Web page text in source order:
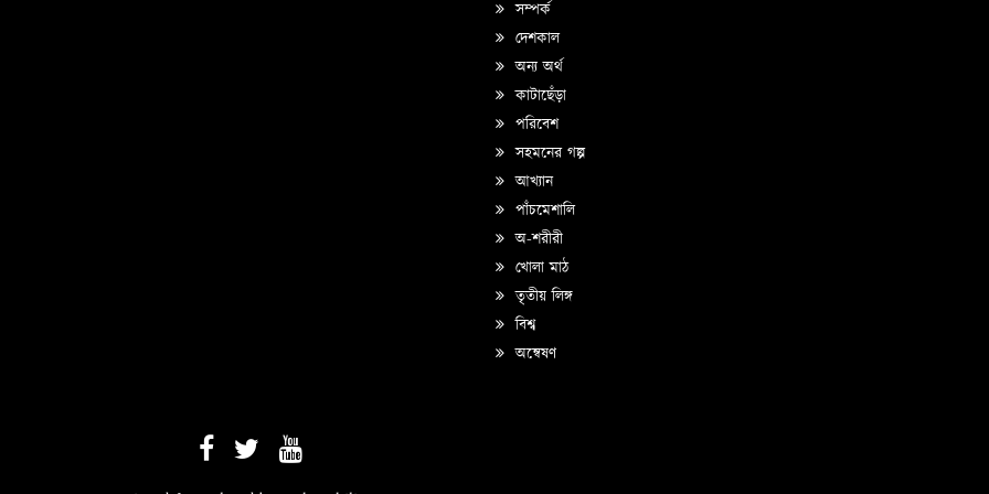
সম্পর্ক
দেশকাল
অন্য অর্থ
কাটাছেঁড়া
পরিবেশ
সহমনের গল্প
আখ্যান
পাঁচমেশালি
অ-শরীরী
খোলা মাঠ
তৃতীয় লিঙ্গ
বিশ্ব
অন্বেষণ